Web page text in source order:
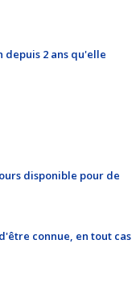
depuis 2 ans qu'elle
disponible pour de
connue, en tout cas